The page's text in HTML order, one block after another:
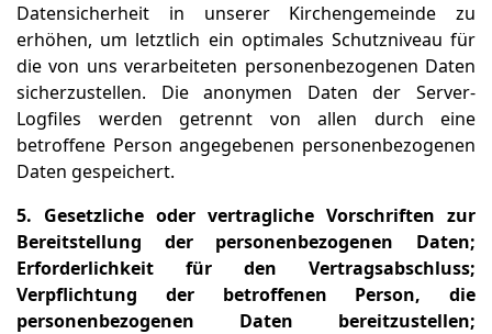
Datensicherheit in unserer Kirchengemeinde zu
erhöhen, um letztlich ein optimales Schutzniveau für
die von uns verarbeiteten personenbezogenen Daten
sicherzustellen. Die anonymen Daten der Server-
Logfiles werden getrennt von allen durch eine
betroffene Person angegebenen personenbezogenen
Daten gespeichert.
5. Gesetzliche oder vertragliche Vorschriften zur
Bereitstellung der personenbezogenen Daten;
Erforderlichkeit für den Vertragsabschluss;
Verpflichtung der betroffenen Person, die
personenbezogenen Daten bereitzustellen;